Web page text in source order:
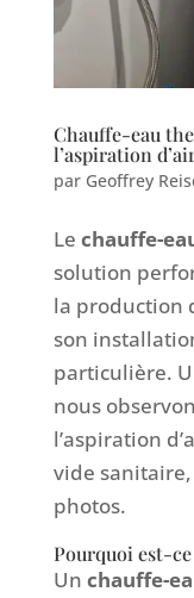
Chauffe-eau
l’aspiration
par Geoffrey
Le chauffe-
solution
la production
son
particulière.
nous
l’aspiration
vide
photos.
Pourquoi est-
Un chauffe-